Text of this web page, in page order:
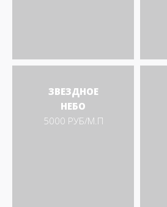
ЗВЕЗДНОЕ
НЕБО
5000 РУБ/М.П